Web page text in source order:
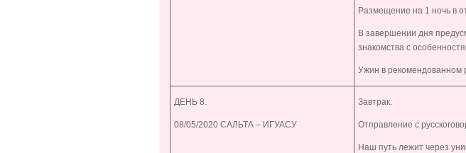
Размещение на 1 ночь в
В завершении дня
знакомства с
Ужин в рекомендованном
ДЕНЬ 8.
08/05/2020 САЛЬТА – ИГУАСУ
Завтрак.
Отправление с
Наш путь лежит через